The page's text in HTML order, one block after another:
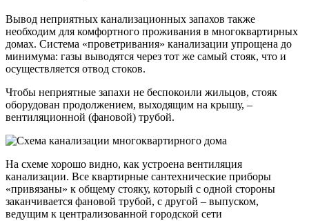
Вывод неприятных канализационных запахов также
необходим для комфортного проживания в многоквартирных
домах. Система «проветривания» канализации упрощена до
минимума: газы выводятся через тот же самый стояк, что и
осуществляется отвод стоков.
Чтобы неприятные запахи не беспокоили жильцов, стояк
оборудован продолжением, выходящим на крышу, –
вентиляционной (фановой) трубой.
На схеме хорошо видно, как устроена вентиляция
канализации. Все квартирные сантехнические приборы
«привязаны» к общему стояку, который с одной стороны
заканчивается фановой трубой, с другой – выпуском,
ведущим к централизованной городской сети